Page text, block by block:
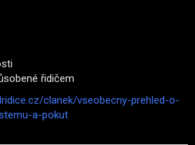
řidičem
clanek/vseobecny-prehled-o-
a-pokut